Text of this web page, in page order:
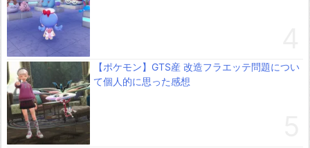
【ポケモン】GTS産 改造フラエッテ問題につい
て個人的に思った感想